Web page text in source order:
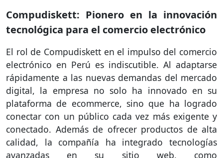
Compudiskett: Pionero en la innovación
tecnológica para el comercio electrónico
El rol de Compudiskett en el impulso del comercio
electrónico en Perú es indiscutible. Al adaptarse
rápidamente a las nuevas demandas del mercado
digital, la empresa no solo ha innovado en su
plataforma de ecommerce, sino que ha logrado
conectar con un público cada vez más exigente y
conectado. Además de ofrecer productos de alta
calidad, la compañía ha integrado tecnologías
avanzadas en su sitio web, como